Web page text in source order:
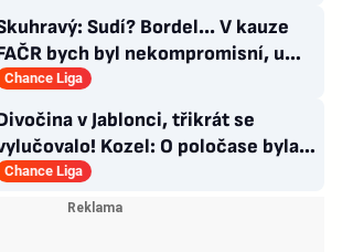
Sudí? Bordel... V kauze
bych byl nekompromisní, u
Látala taky!
Chance Liga
v Jablonci, třikrát se
Kozel: O poločase byla v
bouřka
Chance Liga